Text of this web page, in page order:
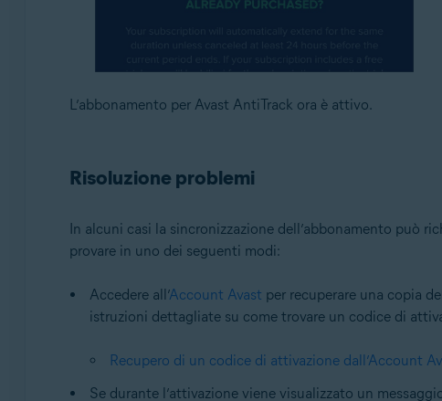
L’abbonamento per Avast AntiTrack ora è attivo.
Risoluzione problemi
In alcuni casi la sincronizzazione dell’abbonamento può
provare in uno dei seguenti modi:
Accedere all’Account Avast per recuperare una copia
istruzioni dettagliate su come trovare un codice di
Recupero di un codice di attivazione dall’Account
Se durante l’attivazione viene visualizzato un